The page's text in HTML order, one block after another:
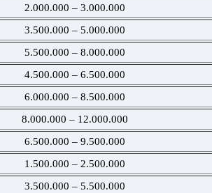
2.000.000 – 3.000.000
3.500.000 – 5.000.000
5.500.000 – 8.000.000
4.500.000 – 6.500.000
6.000.000 – 8.500.000
8.000.000 – 12.000.000
6.500.000 – 9.500.000
1.500.000 – 2.500.000
3.500.000 – 5.500.000